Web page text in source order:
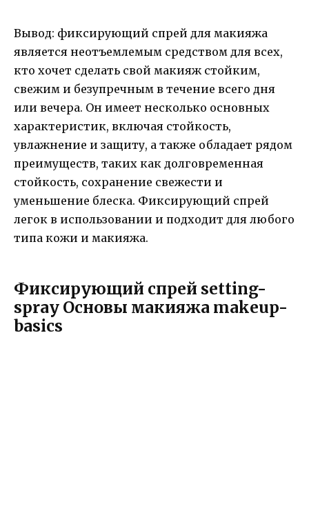
Вывод: фиксирующий спрей для макияжа
является неотъемлемым средством для всех,
кто хочет сделать свой макияж стойким,
свежим и безупречным в течение всего дня
или вечера. Он имеет несколько основных
характеристик, включая стойкость,
увлажнение и защиту, а также обладает рядом
преимуществ, таких как долговременная
стойкость, сохранение свежести и
уменьшение блеска. Фиксирующий спрей
легок в использовании и подходит для любого
типа кожи и макияжа.
Фиксирующий спрей setting-
spray Основы макияжа makeup-
basics